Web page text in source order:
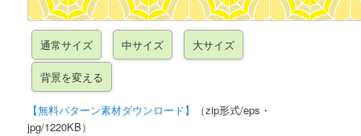
【無料パターン素材ダウンロード】
（zip形式/eps・
jpg/1220KB）